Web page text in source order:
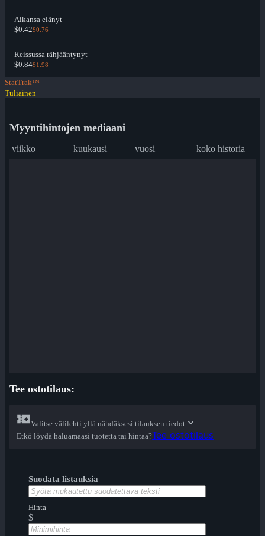
Aikansa elänyt
$0.42$0.76
Reissussa rähjääntynyt
$0.84$1.98
StatTrak™
Tuliainen
Myyntihintojen mediaani
viikko kuukausi vuosi koko historia
Tee ostotilaus:
Valitse välilehti yllä nähdäksesi tilauksen tiedot
Etkö löydä haluamaasi tuotetta tai hintaa?Tee ostotilaus
Suodata listauksia
Hinta
$